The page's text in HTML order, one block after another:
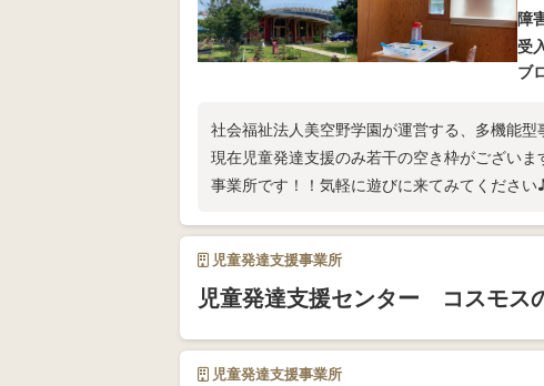
障
受
ブ
社会福祉法人美空野学園が運営する、多機能
現在児童発達支援のみ若干の空き枠がござい
事業所です！！気軽に遊びに来てみてください
児童発達支援事業所
児童発達支援センター コスモス
児童発達支援事業所